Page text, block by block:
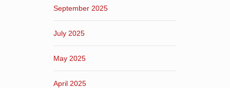
September 2025
July 2025
May 2025
April 2025